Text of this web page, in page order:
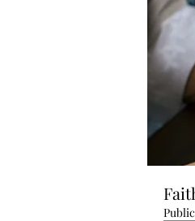
Public